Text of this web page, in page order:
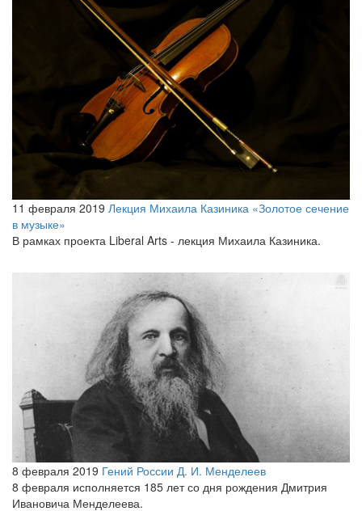
11 февраля 2019 Лекция Михаила Казиника «Золотое сечение
в музыке»
В рамках проекта Liberal Arts - лекция Михаила Казиника.
8 февраля 2019 Гений России Д. И. Менделеев
8 февраля исполняется 185 лет со дня рождения Дмитрия
Ивановича Менделеева.